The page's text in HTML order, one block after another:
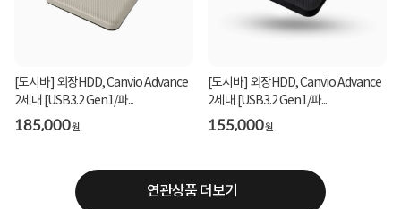
[도시바] 외장HDD, Canvio Advance
2세대 [USB3.2 Gen1/파...
185,000원
[도시바] 외장HDD, Canvio Advance
2세대 [USB3.2 Gen1/파...
155,000원
연관상품 더보기